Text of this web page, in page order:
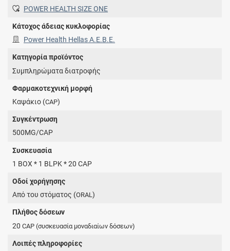
POWER HEALTH SIZE ONE
Κάτοχος άδειας κυκλοφορίας
Power Health Hellas Α.Ε.Β.Ε.
Κατηγορία προϊόντος
Συμπληρώματα διατροφής
Φαρμακοτεχνική μορφή
Καψάκιο (CAP)
Συγκέντρωση
500MG/CAP
Συσκευασία
1 BOX * 1 BLPK * 20 CAP
Οδοί χορήγησης
Από του στόματος (ORAL)
Πλήθος δόσεων
20CAP (συσκευασία μοναδιαίων δόσεων)
Λοιπές πληροφορίες